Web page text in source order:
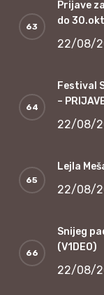
Prijave
do
22/08/
Festival
–
22/08/
Lejla
22/08/
Snijeg
(V1DEO)
22/08/